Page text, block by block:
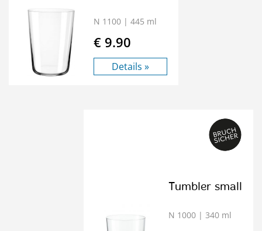
N 1100 | 445 ml
€ 9.90
Details »
Tumbler small
N 1000 | 340 ml